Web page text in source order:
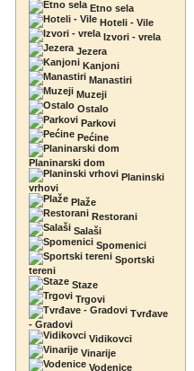
Etno sela
Hoteli - Vile
Izvori - vrela
Jezera
Kanjoni
Manastiri
Muzeji
Ostalo
Parkovi
Pećine
Planinarski dom
Planinski
vrhovi
Plaže
Restorani
Salaši
Spomenici
Sportski
tereni
Staze
Trgovi
Tvrđave
- Gradovi
Vidikovci
Vinarije
Vodenice